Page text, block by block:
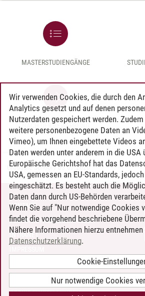
MASTERSTUDIENGÄNGE
NACH DER BEWERBUNG
Graduate School /03.07.2026
KONTAKT
LEUPHANA ALS ARBEITGEBER
INTRANET
BARRIEREFREIHEIT
COOKIE-EINSTELLUNGEN
Wir verwenden Cookies, die durch den
Analytics gesetzt und auf denen
Nutzerdaten gespeichert werden.
weitere personenbezogene Daten an
Vimeo), um Ihnen eingebettete Videos
Daten werden unter anderem in die
Europäische Gerichtshof hat das
USA, gemessen an EU-Standards,
eingeschätzt. Es besteht auch die
Daten dann durch US-Behörden
Wenn Sie auf "Nur notwendige Cookies
findet die vorgehend beschriebene
Nähere Informationen hierzu
Datenschutzerklärung.
Cookie-
Nur notwendige Cookies